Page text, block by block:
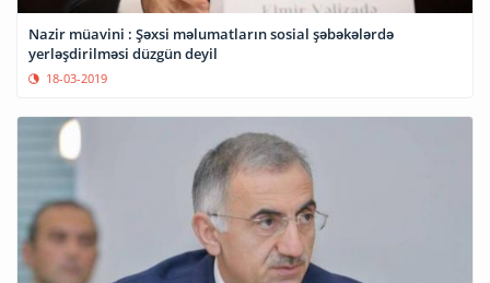
Nazir müavini : Şəxsi məlumatların sosial şəbəkələrdə
yerləşdirilməsi düzgün deyil
18-03-2019